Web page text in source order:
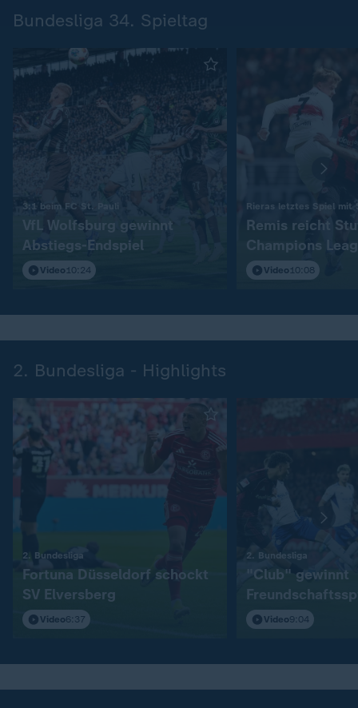
Bundesliga 34. Spieltag
3:1 beim FC St. Pauli
VfL Wolfsburg gewinnt
Abstiegs-Endspiel
Video 10:24
Rieras letztes Spiel mit
Remis reicht
Champions
Video 10:08
2. Bundesliga - Highlights
2. Bundesliga
Fortuna Düsseldorf schockt
SV Elversberg
Video6:37
2. Bundesliga
"Club" gewinnt
S04Video9:04